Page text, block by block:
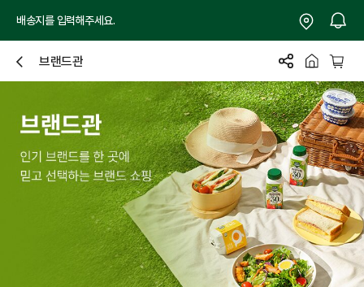
배송지를 입력해주세요.
닫
기
브랜드관